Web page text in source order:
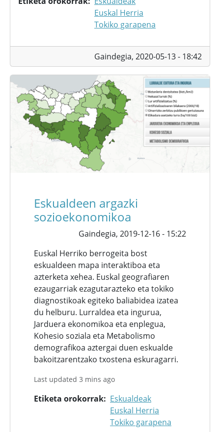
Euskal Herria
Tokiko garapena
Gaindegia, 2020-05-13 - 18:42
Eskualdeen argazki
sozioekonomikoa
Gaindegia, 2019-12-16 - 15:22
Euskal Herriko berrogeita bost
eskualdeen mapa interaktiboa eta
azterketa xehea. Euskal geografiaren
ezaugarriak ezagutarazteko eta tokiko
diagnostikoak egiteko baliabidea izatea
du helburu. Lurraldea eta ingurua,
Jarduera ekonomikoa eta enplegua,
Kohesio soziala eta Metabolismo
demografikoa aztergai duen eskualde
bakoitzarentzako txostena eskuragarri.
Last updated 3 mins ago
Etiketa orokorrak
Eskualdeak
Euskal Herria
Tokiko garapena